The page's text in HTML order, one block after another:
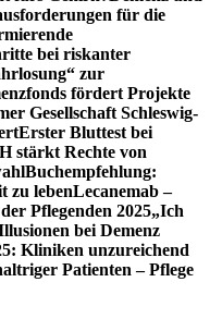
für die
bei riskanter
zur
fördert Projekte
Gesellschaft Schleswig-
Erster Bluttest bei
stärkt Rechte von
Buchempfehlung:
zu lebenLecanemab –
Pflegenden 2025„Ich
bei Demenz
Kliniken unzureichend
Patienten – Pflege